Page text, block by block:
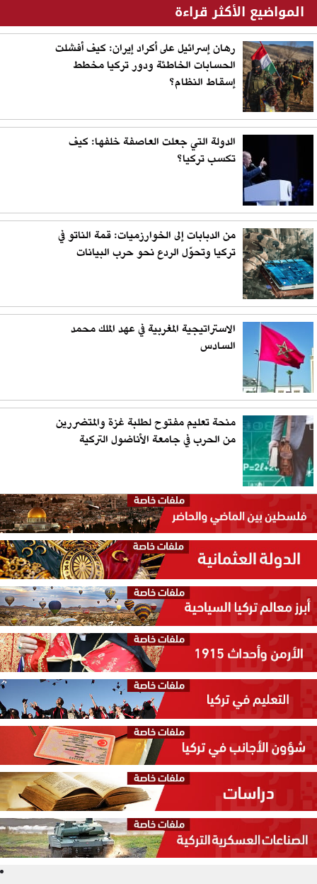
المواضيع الأكثر قراءة
رهان إسرائيل على أكراد إيران: كيف أفشلت
الحسابات الخاطئة ودور تركيا مخطط
إسقاط النظام؟
الدولة التي جعلت العاصفة خلفها: كيف
تكسب تركيا؟
من الدبابات إلى الخوارزميات: قمة الناتو في
تركيا وتحوّل الردع نحو حرب البيانات
الاستراتيجية المغربية في عهد الملك محمد
السادس
منحة تعليم مفتوح لطلبة غزة والمتضررين
من الحرب في جامعة الأناضول التركية